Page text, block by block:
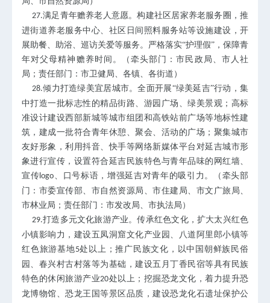
27.满足青年赡养老人意愿。构建社区居家养老服务圈，推
进街道养老服务中心、社区日间照料服务站等设施建设，开
展助餐、助浴、巡访关爱等服务。严格落实“护理假”，保障青
年对父母精神赡养时间。（牵头部门：市民政局、市人社
局；责任部门：市卫健局、各镇、各街道）
28.倾力打造绿美宜居城市。全面开展“绿美延吉”行动，集
中打造一批标志性的精品街路、游园广场、绿美景观；高标
准设计建设西部新城等城市组团和高铁站前广场等地标性建
筑，建成一批符合青年休憩、聚会、活动的广场；聚集城市
友好形象，利用抖音、快手等网络新媒体平台对延吉城市形
象进行宣传，设置符合延吉民族特色与青年品味的网红墙、
宣传logo、口号标语，增强延吉对青年的吸引力。（牵头部
门：市委宣传部、市自然资源局、市住建局、市文广旅局、
市林业局；责任部门：市发改局、市执法局）
29.打造多元文化旅游产业。传承红色文化，扩大太兴红色
小镇影响力，建设五凤洞窟文化产业园、八道阿里郎小镇等
红色旅游基地5处以上；推广民族文化，以中国朝鲜族民俗
园、春兴村古村落等为基础，建设五月丁香民宿等具有民族
特色的休闲旅游产业20处以上；挖掘恐龙文化，着力提升恐
龙博物馆、恐龙王国等景区品质，建设恐龙化石遗址保护公